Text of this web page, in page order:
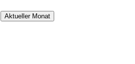
Aktueller Monat